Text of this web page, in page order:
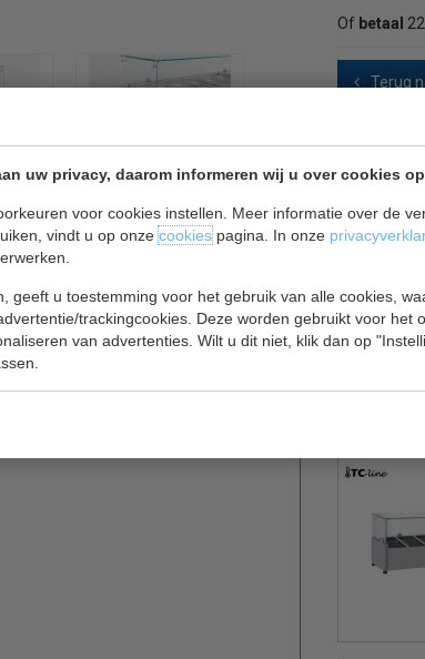
uw privacy, daarom informeren wij u over cookies
voor cookies instellen. Meer informatie over de
vindt u op onzecookiespagina. In onze
geeft u toestemming voor het gebruik van alle cookies,
trackingcookies. Deze worden gebruikt voor het
van advertenties. Wilt u dit niet, klik dan op
Of betaal
Terug
Dit is bijvoorbeeld handig voor
als belegde broodjes. Door voor het
gasten in de betreffende
bij het kopen van een belegd broodje.
digitaal instelbaar. Wordt geleverd